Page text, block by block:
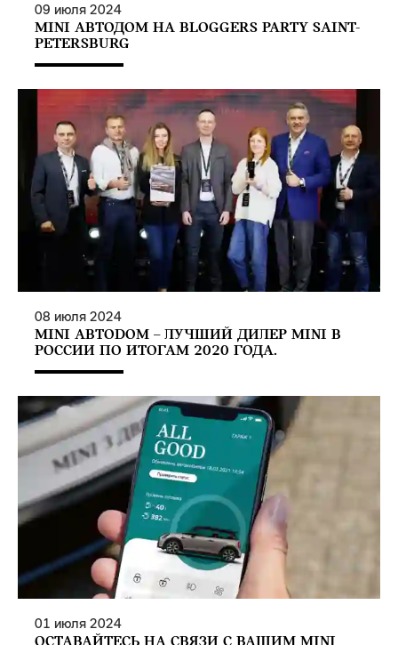
09 июля 2024
MINI АВТОДОМ НА BLOGGERS PARTY SAINT-
PETERSBURG
08 июля 2024
MINI АВТОDOM – ЛУЧШИЙ ДИЛЕР MINI В
РОССИИ ПО ИТОГАМ 2020 ГОДА.
01 июля 2024